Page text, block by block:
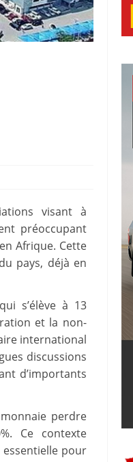
visant à
préoccupant
Afrique. Cette
pays, déjà en
s’élève à 13
et la non-
international
discussions
d’importants
perdre
Ce contexte
pour